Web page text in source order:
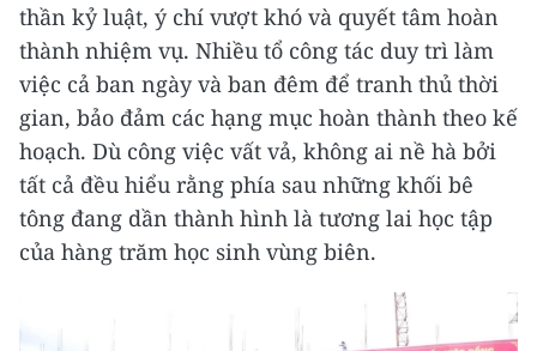
thần kỷ luật, ý chí vượt khó và quyết tâm hoàn
thành nhiệm vụ. Nhiều tổ công tác duy trì làm
việc cả ban ngày và ban đêm để tranh thủ thời
gian, bảo đảm các hạng mục hoàn thành theo kế
hoạch. Dù công việc vất vả, không ai nề hà bởi
tất cả đều hiểu rằng phía sau những khối bê
tông đang dần thành hình là tương lai học tập
của hàng trăm học sinh vùng biên.